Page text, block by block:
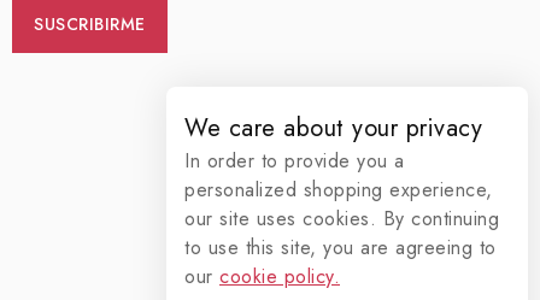
We care about your privacy
In order to provide you a
personalized shopping experience,
our site uses cookies. By continuing
to use this site, you are agreeing to
our cookie policy.